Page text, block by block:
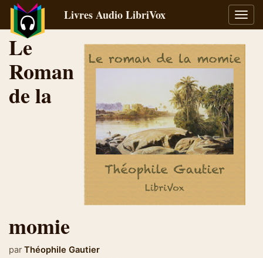
la
Livres Audio LibriVox
Le
Roman
de la
momie
par Théophile Gautier